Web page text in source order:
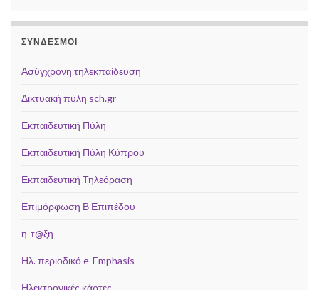
ΣΥΝΔΕΣΜΟΙ
Ασύγχρονη τηλεκπαίδευση
Δικτυακή πύλη sch.gr
Εκπαιδευτική Πύλη
Εκπαιδευτική Πύλη Κύπρου
Εκπαιδευτική Τηλεόραση
Επιμόρφωση Β Επιπέδου
η-τ@ξη
Ηλ. περιοδικό e-Emphasis